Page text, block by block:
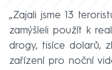
„Zajali jsme 13
zamýšleli použít k
drogy, tisíce dolarů,
zařízení pro noční